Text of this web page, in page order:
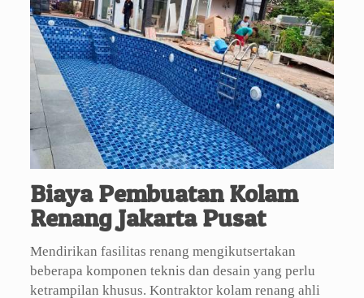
Biaya Pembuatan Kolam
Renang Jakarta Pusat
Mendirikan fasilitas renang mengikutsertakan
beberapa komponen teknis dan desain yang perlu
ketrampilan khusus. Kontraktor kolam renang ahli